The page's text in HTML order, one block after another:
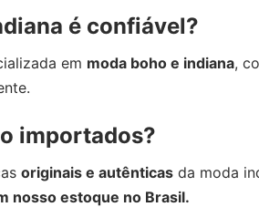
é confiável?
em moda boho e indiana,
importados?
originais e autênticas da moda
nosso estoque no Brasil.